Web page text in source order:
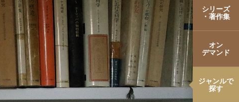
シリーズ
・著作集
オン
デマンド
ジャンルで
探す